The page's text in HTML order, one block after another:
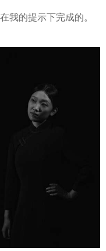
我的提示下完成的。